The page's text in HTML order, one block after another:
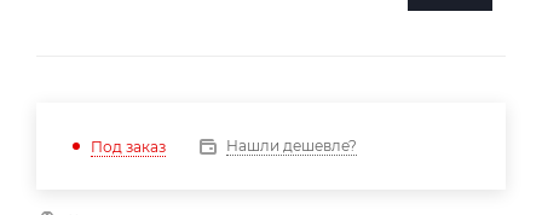
Под заказ Нашли дешевле?